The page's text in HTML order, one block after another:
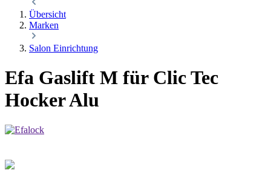
Übersicht
Marken
Salon Einrichtung
Efa Gaslift M für Clic Tec
Hocker Alu